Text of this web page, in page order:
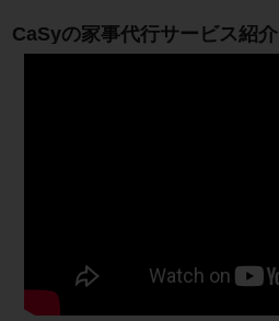
CaSyの家事代行サービス紹介